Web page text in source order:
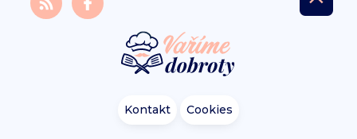
Kontakt Cookies